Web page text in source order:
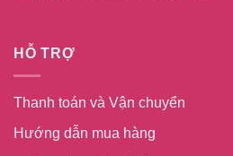
HỖ TRỢ
Thanh toán và Vận chuyển
Hướng dẫn mua hàng